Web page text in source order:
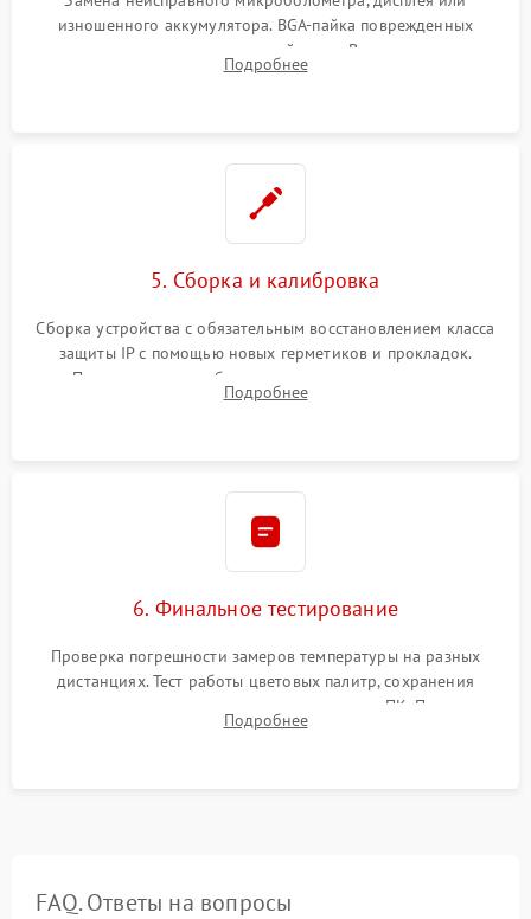
изношенного аккумулятора. BGA-пайка поврежденных
контроллеров на материнской плате. Восстановление
разъемов и кнопок, замена поврежденных элементов
Подробнее
5. Сборка и калибровка
Сборка устройства с обязательным восстановлением класса
защиты IP с помощью новых герметиков и прокладок.
Программная калибровка матрицы по эталонному
абсолютно черному телу для точного измерения температур.
Подробнее
6. Финальное тестирование
Проверка погрешности замеров температуры на разных
дистанциях. Тест работы цветовых палитр, сохранения
термограмм в память и передачи данных на ПК. Проверка
автономности работы и итоговый контроль качества.
Подробнее
FAQ. Ответы на вопросы